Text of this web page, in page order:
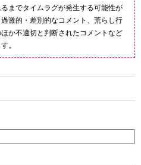
までタイムラグが発生する可能性が
激的・差別的なコメント、荒らし行
か不適切と判断されたコメントなど
。